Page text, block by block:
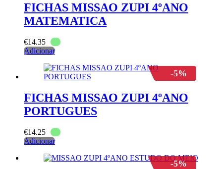
FICHAS MISSAO ZUPI 4ºANO
MATEMATICA
€14.35
Adicionar
-5%
FICHAS MISSAO ZUPI 4ºANO
PORTUGUES
€14.25
Adicionar
-5%